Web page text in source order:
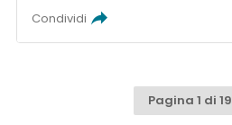
Condividi
Pagina 1 di 19